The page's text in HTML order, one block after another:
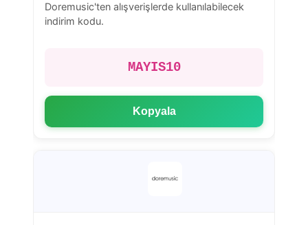
Doremusic'ten alışverişlerde kullanılabilecek
indirim kodu.
MAYIS10
Kopyala